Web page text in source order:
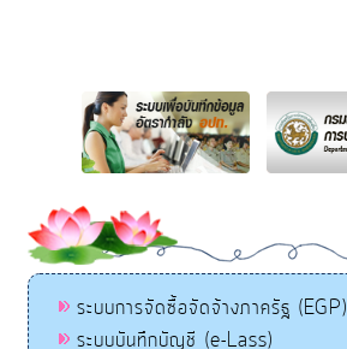
ระบบการจัดซื้อจัดจ้างภาครัฐ (EGP)
ระบบบันทึกบัญชี (e-Lass)